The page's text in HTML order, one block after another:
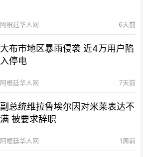
阿根廷华人网 6天前
大布市地区暴雨侵袭 近4万用户陷
入停电
阿根廷华人网 7天前
副总统维拉鲁埃尔因对米莱表达不
满 被要求辞职
阿根廷华人网 1周前